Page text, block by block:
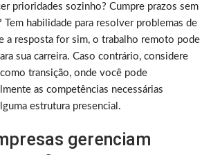
prioridades sozinho? Cumpre prazos sem
Tem habilidade para resolver problemas de
a resposta for sim, o trabalho remoto pode
sua carreira. Caso contrário, considere
transição, onde você pode
as competências necessárias
estrutura presencial.
gerenciam